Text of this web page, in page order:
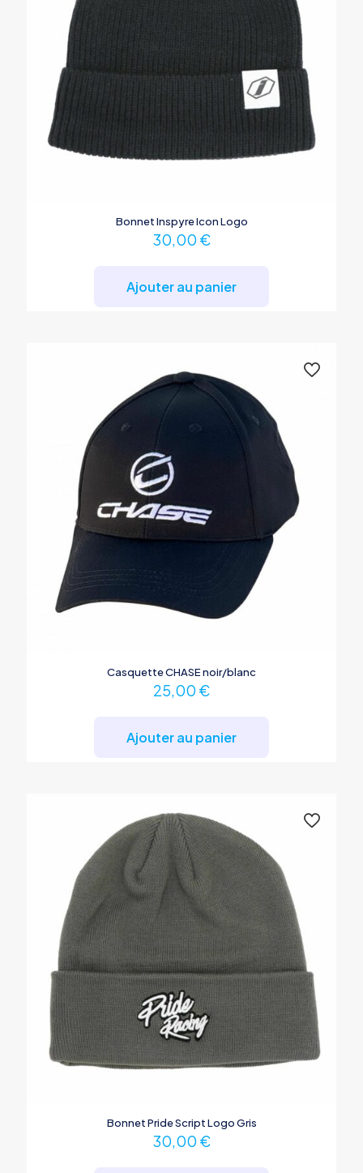
Bonnet Inspyre Icon Logo
30,00 €
Ajouter au panier
Casquette CHASE noir/blanc
25,00 €
Ajouter au panier
Bonnet Pride Script Logo Gris
30,00 €